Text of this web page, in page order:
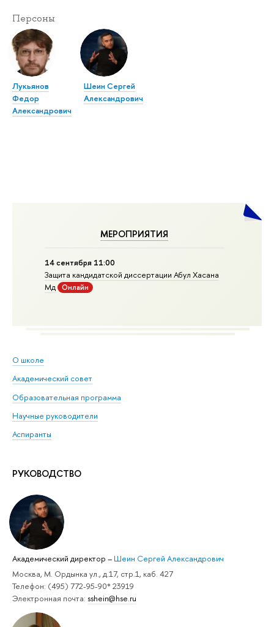
МЕРОПРИЯТИЯ
14 сентября 11:00
Защита кандидатской диссертации Абул Хасана
Мд
Онлайн
О школе
Академический совет
Образовательная программа
Научные руководители
Аспиранты
РУКОВОДСТВО
Академический директор – Шеин Сергей Александрович
Москва, М. Ордынка ул., д.17, стр.1, каб. 427
Телефон: (495) 772-95-90* 23919
Электронная почта: sshein@hse.ru
Персоны
Лукьянов
Федор
Александрович
Шеин Сергей
Александрович